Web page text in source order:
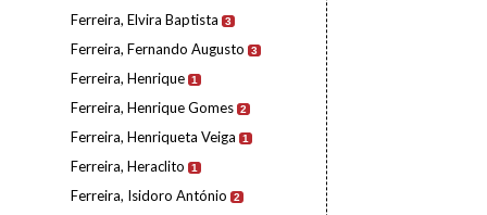
Ferreira, Elvira Baptista 3
Ferreira, Fernando Augusto 3
Ferreira, Henrique 1
Ferreira, Henrique Gomes 2
Ferreira, Henriqueta Veiga 1
Ferreira, Heraclito 1
Ferreira, Isidoro António 2